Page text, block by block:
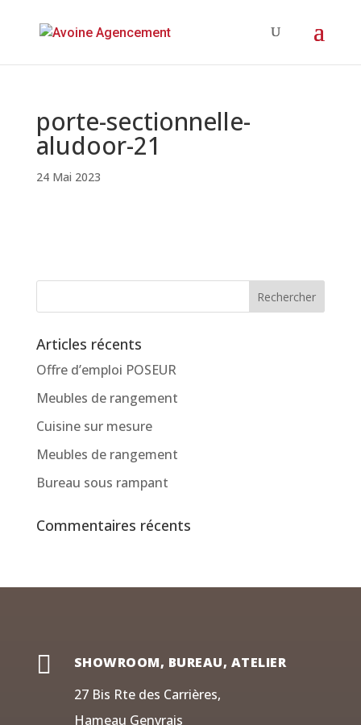
porte-sectionnelle-
aludoor-21
24 Mai 2023
Articles récents
Offre d’emploi POSEUR
Meubles de rangement
Cuisine sur mesure
Meubles de rangement
Bureau sous rampant
Commentaires récents

SHOWROOM, BUREAU, ATELIER
27 Bis Rte des Carrières,
Hameau Genvrais